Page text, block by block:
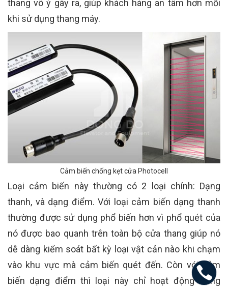
thang vô ý gây ra, giúp khách hàng an tâm hơn mỗi
khi sử dụng thang máy.
Cảm biến chống kẹt cửa Photocell
Loại cảm biến này thường có 2 loại chính: Dạng
thanh, và dạng điểm. Với loại cảm biến dạng thanh
thường được sử dụng phổ biến hơn vì phổ quét của
nó được bao quanh trên toàn bộ cửa thang giúp nó
dễ dàng kiểm soát bất kỳ loại vật cản nào khi chạm
vào khu vực mà cảm biến quét đến. Còn với cảm
biến dạng điểm thì loại này chỉ hoạt động trong